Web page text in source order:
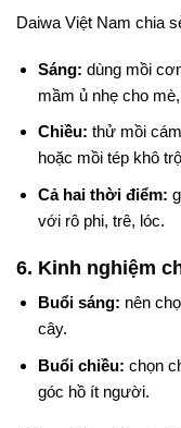
Daiwa Việt Nam chia
Sáng: dùng mồi
mầm ủ nhẹ cho
Chiều: thử mồi
hoặc mồi tép khô
Cả hai thời điểm:
với rô phi, trê, lóc.
6. Kinh nghiệm
Buổi sáng: nên
cây.
Buổi chiều: chọn
góc hồ ít người.